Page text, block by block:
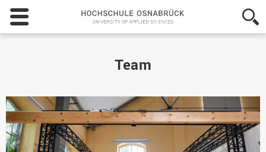
Hochschule
Osnabrück
-
Team